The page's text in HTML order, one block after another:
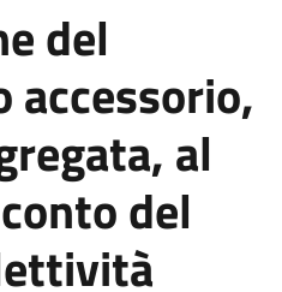
del
al
del